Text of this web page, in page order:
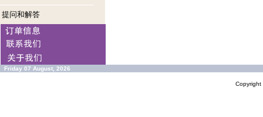
提问和解答
Friday 07 August, 2026